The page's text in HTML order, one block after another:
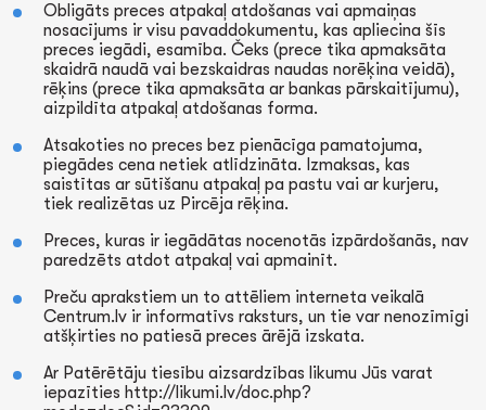
Obligāts preces atpakaļ atdošanas vai apmaiņas
nosacījums ir visu pavaddokumentu, kas apliecina šīs
preces iegādi, esamība. Čeks (prece tika apmaksāta
skaidrā naudā vai bezskaidras naudas norēķina veidā),
rēķins (prece tika apmaksāta ar bankas pārskaitījumu),
aizpildīta atpakaļ atdošanas forma.
Atsakoties no preces bez pienācīga pamatojuma,
piegādes cena netiek atlīdzināta. Izmaksas, kas
saistītas ar sūtīšanu atpakaļ pa pastu vai ar kurjeru,
tiek realizētas uz Pircēja rēķina.
Preces, kuras ir iegādātas nocenotās izpārdošanās, nav
paredzēts atdot atpakaļ vai apmainīt.
Preču aprakstiem un to attēliem interneta veikalā
Centrum.lv ir informatīvs raksturs, un tie var nenozīmīgi
atšķirties no patiesā preces ārējā izskata.
Ar Patērētāju tiesību aizsardzības likumu Jūs varat
iepazīties http://likumi.lv/doc.php?